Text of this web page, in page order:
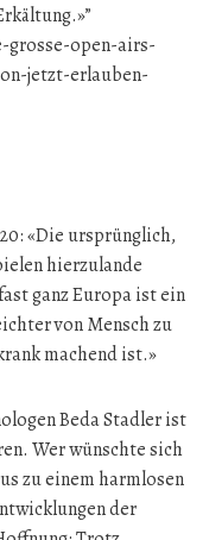
grosse-open-airs-
jetzt-erlauben-
«Die ursprünglich,
hierzulande
ganz Europa ist ein
von Mensch zu
machend ist.»
Beda Stadler ist
Wer wünschte sich
zu einem harmlosen
der